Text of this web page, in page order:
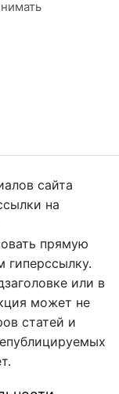
сайта
на
прямую
гиперссылку.
или в
может не
статей и